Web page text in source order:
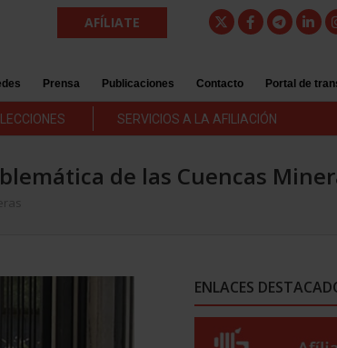
AFÍLIATE
Prensa Publicaciones Contacto Portal de
SERVICIOS A LA AFILIACIÓN
de las Cuencas
ENLACES